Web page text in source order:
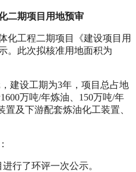
二期项目用地预审
化工程二期项目《建设项目用
。此次拟核准用地面积为
建设工期为3年，项目总占地
万吨/年炼油、150万吨/年
置及下游配套炼油化工装置、
行了环评一次公示。